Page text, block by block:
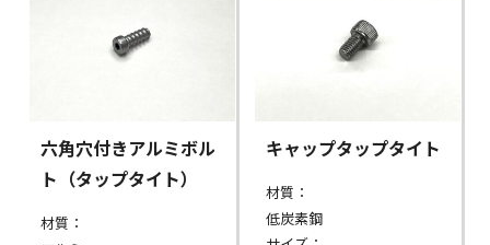
六角穴付きアルミボル
ト（タップタイト）
材質：
キャップタップタイト
材質：
低炭素鋼